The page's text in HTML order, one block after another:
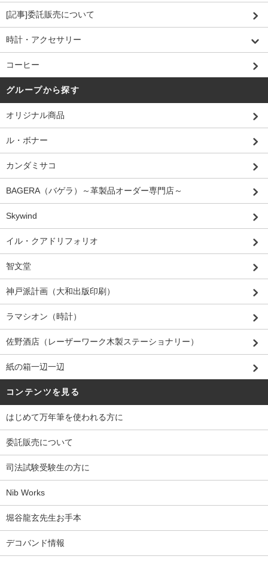
[記事]委託販売について
時計・アクセサリー
コーヒー
グループから探す
オリジナル商品
ル・ボナー
カンダミサコ
BAGERA（バゲラ）～革製品オーダー専門店～
Skywind
イル・クアドリフォリオ
智文堂
神戸派計画（大和出版印刷）
ラマシオン（時計）
佐野酒店（レーザーワーク木製ステーショナリー）
紙の箱一辺一辺
コンテンツを見る
はじめて万年筆を使われる方に
委託販売について
司法試験受験生の方に
Nib Works
堀谷龍玄先生お手本
デコバンド情報